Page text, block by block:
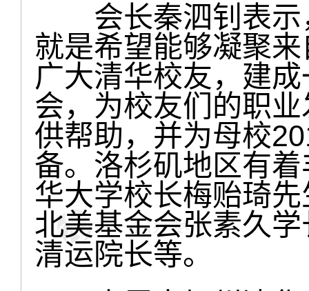
会长秦泗钊表示
就是希望能够凝聚
广大清华校友，建
会，为校友们的职
供帮助，并为母校
备。洛杉矶地区有
华大学校长梅贻琦
北美基金会张素久
清运院长等。